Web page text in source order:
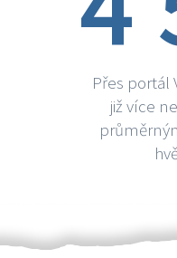
Přes portál
již více